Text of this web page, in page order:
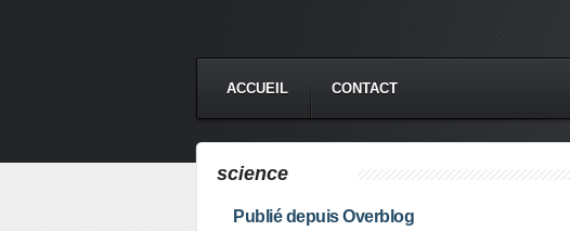
ACCUEIL CONTACT
science
Publié depuis Overblog